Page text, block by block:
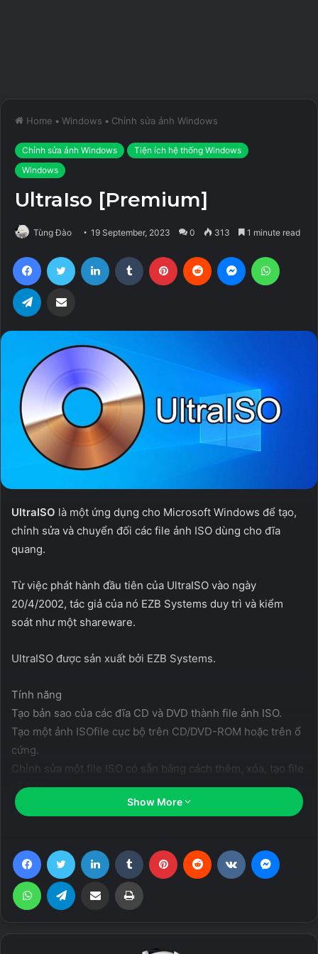
Home • Windows • Chỉnh sửa ảnh Windows
Chỉnh sửa ảnh Windows
Tiện ích hệ thống Windows
Windows
UltraIso [Premium]
Tùng Đào 19 September, 2023 0 313 1 minute read
FacebookTwitter LinkedIn Tumblr Pinterest Reddit Messenger
Telegram Share via Email
UltraISO là một ứng dụng cho Microsoft Windows để tạo,
chỉnh sửa và chuyển đối các file ảnh ISO dùng cho đĩa
quang.
Từ việc phát hành đầu tiên của UltraISO vào ngày
20/4/2002, tác giả của nó EZB Systems duy trì và kiểm
soát như một shareware.
UltraISO được sản xuất bởi EZB Systems.
Tính năng
Tạo bản sao của các đĩa CD và DVD thành file ảnh ISO.
Tạo một ảnh ISOfile cục bộ trên CD/DVD-ROM hoặc trên ổ
cứng.
Chỉnh sửa một file ISO có sẵn bằng cách thêm, xóa, tạo file
và folder.
Tạo ảnh nén zisofs (.ISZ).
disc image (works only with DOS, Windows NT and
syslinux boot sectors).
Converts:.BIN,.IMG,.CIF,.NRG,.BWI,.DAA,.DMG,.HFS and
Show More
FacebookTwitter LinkedIn Tumblr Pinterest Reddit VKontakte
WhatsAppTelegram Share via Email Print